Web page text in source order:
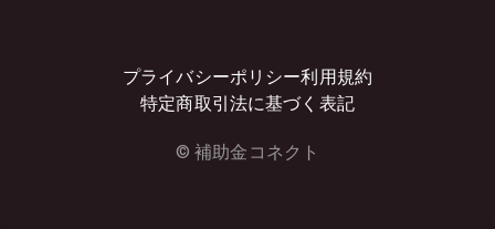
プライバシーポリシー利用規約
特定商取引法に基づく表記
© 補助金コネクト